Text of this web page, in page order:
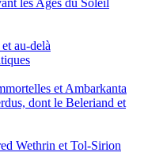
au-delà
et Ambarkanta
dont le Beleriand et
Wethrin et Tol-Sirion